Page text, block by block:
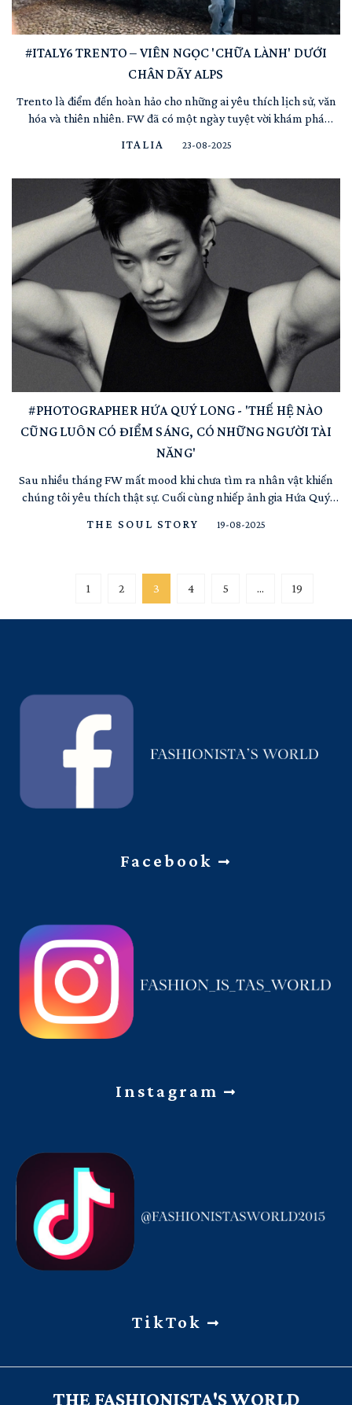
#ITALY6 TRENTO – VIÊN NGỌC 'CHỮA LÀNH' DƯỚI
CHÂN DÃY ALPS
Trento là điểm đến hoàn hảo cho những ai yêu thích lịch sử, văn
hóa và thiên nhiên. FW đã có một ngày tuyệt vời khám phá
tôi bắt đầu tại Piazza Duomo, trái tim của Trento, nơi mang đậm
ITALIA 23-08-2025
#PHOTOGRAPHER HỨA QUÝ LONG - 'THẾ HỆ NÀO
CŨNG LUÔN CÓ ĐIỂM SÁNG, CÓ NHỮNG NGƯỜI TÀI
NĂNG'
Sau nhiều tháng FW mất mood khi chưa tìm ra nhân vật khiến
chúng tôi yêu thích thật sự. Cuối cùng nhiếp ảnh gia Hứa Quý
Soul Story" với những chia sẻ đầy chân thành và tâm huyết. Làm
THE SOUL STORY 19-08-2025
1 2 3 4 5 ... 19
Facebook
Instagram
TikTok
THE FASHIONISTA'S WORLD